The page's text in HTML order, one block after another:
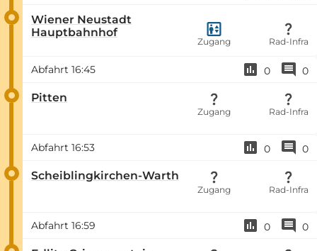
Wiener Neustadt
Hauptbahnhof
Zugang Rad-Infra
Abfahrt 16:45 0 0
Pitten
Zugang Rad-Infra
Abfahrt 16:53 0 0
Scheiblingkirchen-Warth
Zugang Rad-Infra
Abfahrt 16:59 0 0